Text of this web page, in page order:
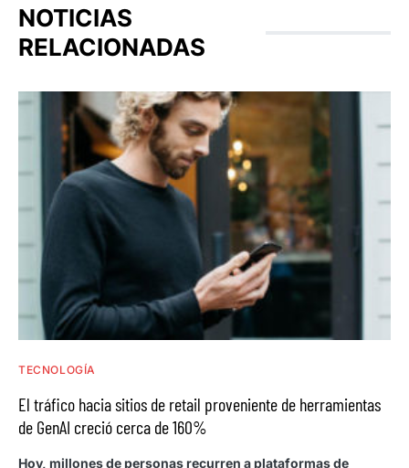
NOTICIAS
RELACIONADAS
TECNOLOGÍA
El tráfico hacia sitios de retail proveniente de herramientas
de GenAI creció cerca de 160%
Hoy, millones de personas recurren a plataformas de